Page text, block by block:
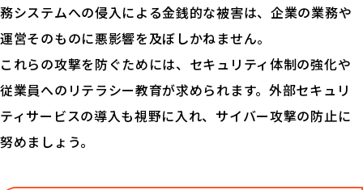
務システムへの侵入による金銭的な被害は、企業の業務や
運営そのものに悪影響を及ぼしかねません。
これらの攻撃を防ぐためには、セキュリティ体制の強化や
従業員へのリテラシー教育が求められます。外部セキュリ
ティサービスの導入も視野に入れ、サイバー攻撃の防止に
努めましょう。